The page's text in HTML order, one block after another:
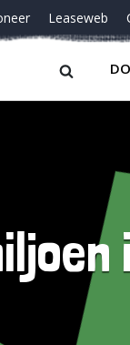
Leaseweb